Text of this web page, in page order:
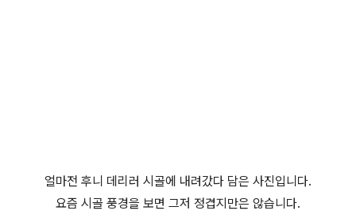
얼마전 후니 데리러 시골에 내려갔다 담은 사진입니다.
요즘 시골 풍경을 보면 그저 정겹지만은 않습니다.